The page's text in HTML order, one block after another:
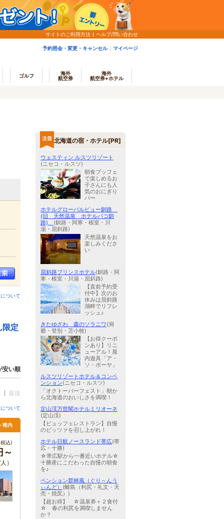
サイトのご利用方法 ヘルプ/問い合わせ
予約照会・変更・キャンセル マイページ
ゴルフ
海外
航空券
海外
航空券+ホテル
ついて
定
安い順
最後
ついて
稚内
込)
～
）
北海道の宿・ホテル[PR]
ウェスティン ルスツリゾート
(ニセコ・ルスツ)
朝食ブッフェ
で楽しめるお
子さんにも人
気のおにぎり
バー
ホテルグローバルビュー釧路
(旧 天然温泉 ホテルパコ釧
路) (釧路・阿寒・根室・川
湯・屈斜路)
天然温泉をお
楽しみくださ
い
屈斜路プリンスホテル(釧路・阿
寒・根室・川湯・屈斜路)
【直前予約受
付中】次のお
休みは屈斜路
湖畔でリフレ
ッシュ♪
きたゆざわ 森のソラニワ(洞
爺・登別・苫小牧)
【お得クーポ
ンあり】リニ
ューアル！屋
内遊具「ア・
ソ・ボーヤ」
ルスツリゾートホテル＆コンベ
ンション(ニセコ・ルスツ)
「オクトーバーフェスト」朝か
ら北海道のおいしさを満喫！
定山渓万世閣ホテルミリオーネ
(定山渓)
【ビュッフェレストラン】自慢
のピッツァを召し上がれ！
ホテル日航ノースランド帯広(帯
広・十勝)
☆帯広駅から一番近いホテル☆
十勝産にこだわった自慢の朝食
を♪
ペンション群林風（ぐり～んう
ぃんど） (離島（利尻・礼文・天
売・焼尻）)
【超お得】 ☆温泉券＋２食付
☆ 春の利尻を満喫しません
か？